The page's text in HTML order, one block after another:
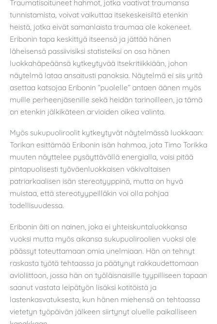
Traumatisoituneet hahmot, jotka vaativat traumansa
tunnistamista, voivat vaikuttaa itsekeskeisiltä etenkin
heistä, jotka eivät samanlaista traumaa ole kokeneet.
Eribonin tapa keskittyä itseensä ja jättää hänen
läheisensä passiivisiksi statisteiksi on osa hänen
luokkahäpeäänsä kytkeytyvää itsekritiikkiään, johon
näytelmä lataa ansaitusti panoksia. Näytelmä ei siis yritä
asettaa katsojaa Eribonin ”puolelle” antaen äänen myös
muille perheenjäsenille sekä heidän tarinoilleen, ja tämä
on etenkin jälkikäteen arvioiden oikea valinta.
Myös sukupuoliroolit kytkeytyvät näytelmässä luokkaan:
Torikan esittämää Eribonin isän hahmoa, jota Timo Torikka
muuten näyttelee pysäyttävällä energialla, voisi pitää
pintapuolisesti työväenluokkaisen väkivaltaisen
patriarkaalisen isän stereotyyppinä, mutta on hyvä
muistaa, että stereotyypeilläkin voi olla pohjaa
todellisuudessa.
Eribonin äiti on nainen, joka ei yhteiskuntaluokkansa
vuoksi mutta myös aikansa sukupuoliroolien vuoksi ole
päässyt toteuttamaan omia unelmiaan. Hän on tehnyt
raskasta työtä tehtaassa ja päätynyt rakkaudettomaan
avioliittoon, jossa hän on työläisnaisille tyypilliseen tapaan
saanut vastata leipätyön lisäksi kotitöistä ja
lastenkasvatuksesta, kun hänen miehensä on tehtaassa
vietetyn työpäivän jälkeen siirtynyt oluelle paikalliseen